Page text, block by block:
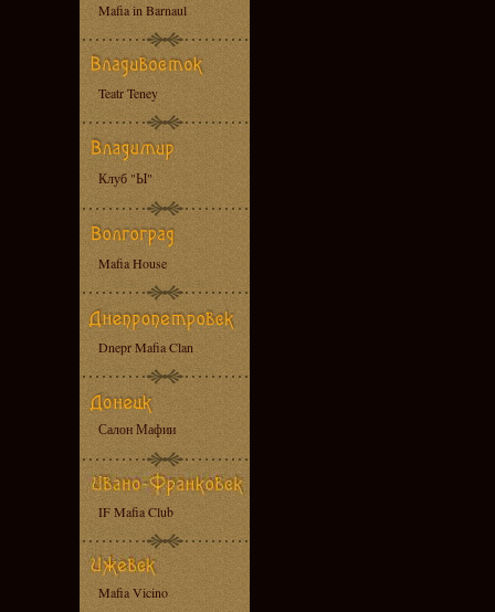
Mafia in Barnaul
Teatr Teney
Клуб "Ы"
Mafia House
Dnepr Mafia Clan
Салон Мафии
IF Mafia Club
Mafia Vicino